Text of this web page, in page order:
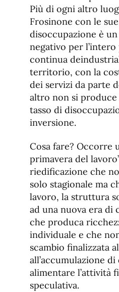
Più di ogni altro
Frosinone con le
disoccupazione è
negativo per l’intero
continua
territorio, con la
dei servizi da parte
altro non si produce
tasso di
inversione.
Cosa fare? Occorre
primavera del
riedificazione che
solo stagionale ma
lavoro, la struttura
ad una nuova era di
che produca
individuale e che
scambio finalizzata
all’accumulazione
alimentare l’attività
speculativa.